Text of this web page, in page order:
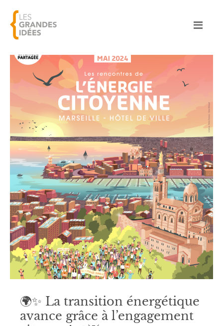
🌍✨ La transition énergétique
avance grâce à l’engagement